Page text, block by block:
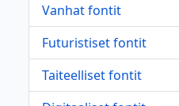
Vanhat fontit
Futuristiset fontit
Taiteelliset fontit